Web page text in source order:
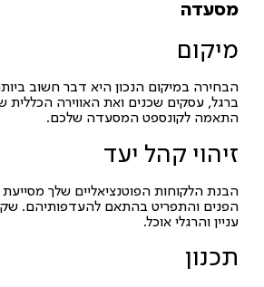
מסעדה
מיקום
הבחירה במיקום הנכון היא דבר חשוב
ברגל, עסקים שכנים ואת האווירה הכללית
התאמה לקונספט המסעדה שלכם.
זיהוי קהל יעד
הבנת הלקוחות הפוטנציאליים שלך
הפנים והתפריט בהתאם להעדפותיהם.
עניין והרגלי אוכל.
תכנון